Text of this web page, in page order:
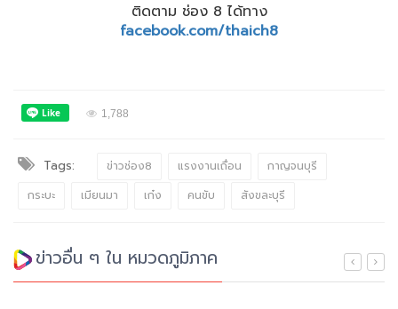
ติดตาม ช่อง 8 ได้ทาง
facebook.com/thaich8
1,788
Tags: ข่าวช่อง8 แรงงานเถื่อน
กาญจนบุรี
กระบะ
เมียนมา เก๋ง คนขับ สังขละบุรี
ข่าวอื่น ๆ ใน หมวดภูมิภาค